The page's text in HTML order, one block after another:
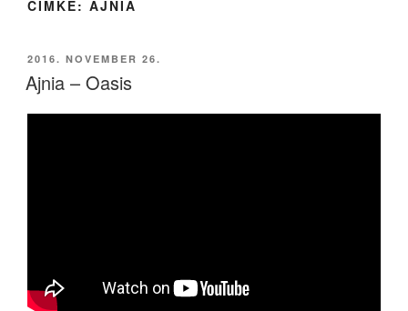
CÍMKE: AJNIA
BEKÜLDVE:
2016. NOVEMBER 26.
Ajnia – Oasis